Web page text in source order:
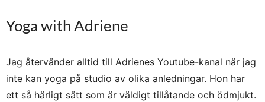
Yoga with Adriene
Jag återvänder alltid till Adrienes Youtube-kanal när jag
inte kan yoga på studio av olika anledningar. Hon har
ett så härligt sätt som är väldigt tillåtande och ödmjukt.